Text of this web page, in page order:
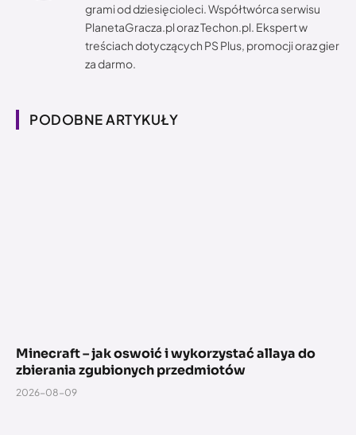
grami od dziesięcioleci. Współtwórca serwisu
PlanetaGracza.pl oraz Techon.pl. Ekspert w
treściach dotyczących PS Plus, promocji oraz gier
za darmo.
PODOBNE ARTYKUŁY
Minecraft – jak oswoić i wykorzystać allaya do
zbierania zgubionych przedmiotów
2026-08-09